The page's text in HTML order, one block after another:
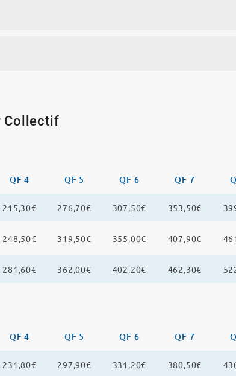
Collectif
QF 4 QF 5 QF 6 QF 7
215,30€ 276,70€ 307,50€ 353,50€
248,50€ 319,50€ 355,00€ 407,90€
281,60€ 362,00€ 402,20€ 462,30€
QF 4 QF 5 QF 6 QF 7
231,80€ 297,90€ 331,20€ 380,50€